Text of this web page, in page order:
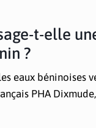
t-elle
?
eaux béninoises
PHA